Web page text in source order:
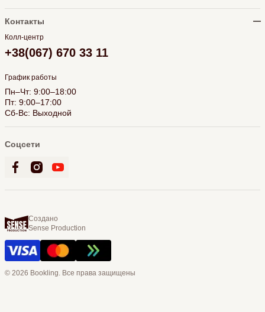
Контакты
Колл-центр
+38(067) 670 33 11
График работы
Пн–Чт: 9:00–18:00
Пт: 9:00–17:00
Сб-Вс: Выходной
Соцсети
Создано
Sense Production
© 2026 Bookling. Все права защищены